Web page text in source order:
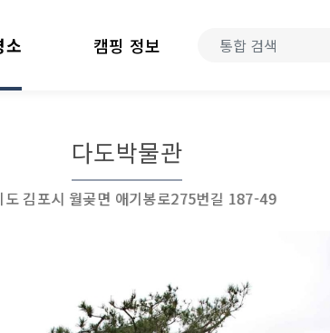
소 캠핑 정보
다도박물관
도 김포시 월곶면 애기봉로275번길 187-49